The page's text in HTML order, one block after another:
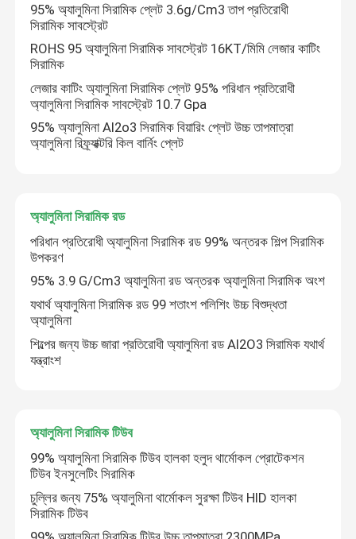
পণ্য
আমাদের সম্পর্কে
কারখানা ভ্রমণ
মান নিয়ন্ত্রণ
উদ্ধৃতির জন্য আবেদন
মেশিনিং সিরামিক যন্ত্রাংশ
95 অ্যালুমিনা সিরামিক
95% অ্যালুমিনা সিরামিক প্লেট 3.6g/Cm3 তাপ প্রতিরোধী
সিরামিক সাবস্ট্রেট
ROHS 95 অ্যালুমিনা সিরামিক সাবস্ট্রেট 16KT/মিমি লেজার কাটিং
সিরামিক
লেজার কাটিং অ্যালুমিনা সিরামিক প্লেট 95% পরিধান প্রতিরোধী
অ্যালুমিনা সিরামিক সাবস্ট্রেট 10.7 Gpa
95% অ্যালুমিনা Al2o3 সিরামিক বিয়ারিং প্লেট উচ্চ তাপমাত্রা
অ্যালুমিনা রিফ্র্যাক্টরি কিল বার্নিং প্লেট
অ্যালুমিনা সিরামিক রড
পরিধান প্রতিরোধী অ্যালুমিনা সিরামিক রড 99% অন্তরক শিল্প সিরামিক
উপকরণ
95% 3.9 G/Cm3 অ্যালুমিনা রড অন্তরক অ্যালুমিনা সিরামিক অংশ
যথার্থ অ্যালুমিনা সিরামিক রড 99 শতাংশ পলিশিং উচ্চ বিশুদ্ধতা
অ্যালুমিনা
শিল্পের জন্য উচ্চ জারা প্রতিরোধী অ্যালুমিনা রড Al2O3 সিরামিক যথার্থ
যন্ত্রাংশ
অ্যালুমিনা সিরামিক টিউব
99% অ্যালুমিনা সিরামিক টিউব হালকা হলুদ থার্মোকল প্রোটেকশন
টিউব ইনসুলেটিং সিরামিক
চুল্লির জন্য 75% অ্যালুমিনা থার্মোকল সুরক্ষা টিউব HID হালকা
সিরামিক টিউব